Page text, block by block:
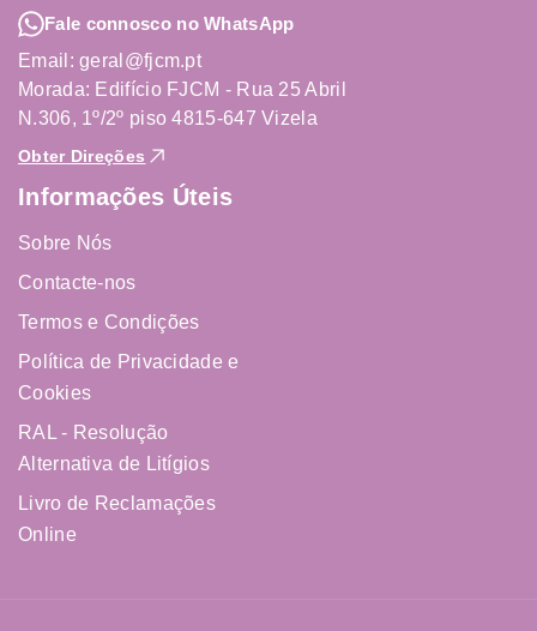
Fale connosco no WhatsApp
Email: geral@fjcm.pt
Morada: Edifício FJCM - Rua 25 Abril
N.306, 1º/2º piso 4815-647 Vizela
Obter Direções
Informações Úteis
Sobre Nós
Contacte-nos
Termos e Condições
Política de Privacidade e
Cookies
RAL - Resolução
Alternativa de Litígios
Livro de Reclamações
Online